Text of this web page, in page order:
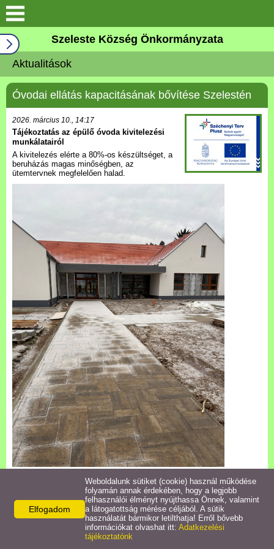
Keresés
Köszöntő
Falutörténet
Elérhetőségek
Önkormányzat
Választási információk
Aktualitások
Településkép
Letöltések
Civil szervezetek
Intézmények
Turizmus
Gazdaság
Hasznos linkek
Szeleste Község Önkormányzata
Aktualitások
Óvodai ellátás kapacitásának bővítése Szelestén
2026. március 10., 14:17
Tájékoztatás az épülő óvoda kivitelezési
munkálatairól
A kivitelezés elérte a 80%-os készültséget, a
beruházás magas minőségben, az
ütemtervnek megfelelően halad.
X
Elfogadom
Weboldalunk sütiket (cookie) használ működése
folyamán annak érdekében, hogy a legjobb
felhasználói élményt nyújthassa Önnek, valamint
a látogatottság mérése céljából. A sütik
használatát bármikor letilthatja! Erről bővebb
információkat olvashat itt: Adatkezelési
tájékoztatónk